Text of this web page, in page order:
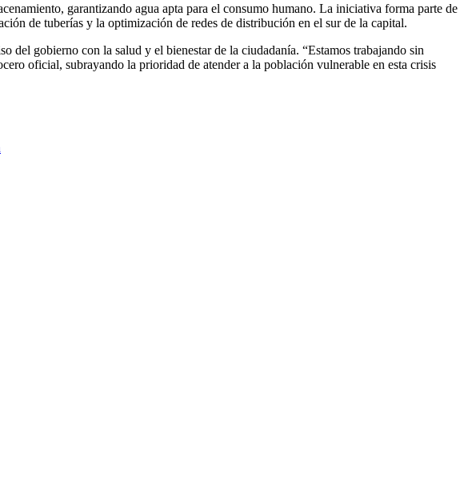
garantizando agua apta para el consumo humano. La iniciativa forma parte de
de tuberías y la optimización de redes de distribución en el sur de la capital.
del gobierno con la salud y el bienestar de la ciudadanía. “Estamos trabajando sin
oficial, subrayando la prioridad de atender a la población vulnerable en esta crisis